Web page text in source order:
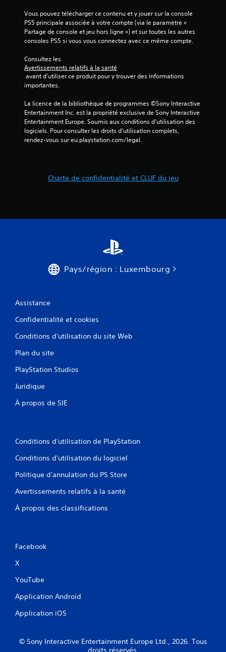
Vous pouvez télécharger ce contenu et y jouer sur la console
PS5 principale associée à votre compte (via le paramètre «
Partage de console et jeu hors ligne ») et sur toutes les autres
consoles PS5 si vous vous connectez avec ce même compte.
Consultez les
Avertissements relatifs à la santé
importantes.
La licence de la bibliothèque de programmes ©Sony Interactive
Entertainment Inc. est la propriété exclusive de Sony Interactive
Entertainment Europe. Soumis aux conditions d’utilisation des
logiciels. Pour consulter les droits d’utilisation complets,
rendez-vous sur eu.playstation.com/legal.
Charte de confidentialité et CLUF du jeu
Pays/région : Luxembourg
Assistance
Confidentialité et cookies
Conditions d'utilisation du site Web
Plan du site
PlayStation Studios
Juridique
À propos de SIE
Conditions d'utilisation de PlayStation
Conditions d'utilisation du logiciel
Politique d'annulation du PS Store
Avertissements relatifs à la santé
À propos des classifications
Facebook
X
YouTube
Application Android
Application iOS
© Sony Interactive Entertainment Europe Ltd., 2026. Tous
droits réservés.